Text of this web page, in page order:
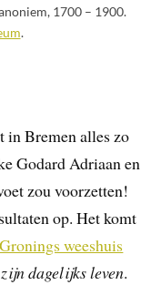
1700 – 1900.
.
in Bremen alles zo
Godard Adriaan en
zou voorzetten!
op. Het komt
weeshuis
dagelijks leven.